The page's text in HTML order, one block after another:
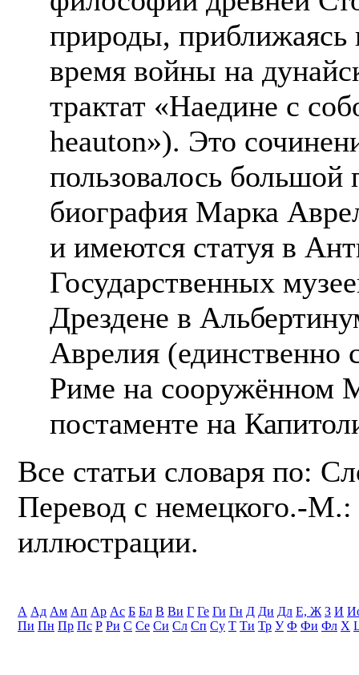
природы, приближаясь
время войны на
трактат «Наедине с
heauton»). Это
пользовалось
биография Марка
и имеются статуя в
Государственных
Дрездене в
Аврелия (единственно
Риме на сооружённом
постаменте на
Все статьи словаря по:
Перевод с немецкого.-
иллюстрации.
А Ад Ам Ап Ар Ас Б Бл В Ви Г Ге Ги Гн Д Ди Дл Е, Ж З И
Пи Пн Пр Пс Р Ри С Се Си Сл Сп Су Т Ти Тр У Ф Фи Фл Х